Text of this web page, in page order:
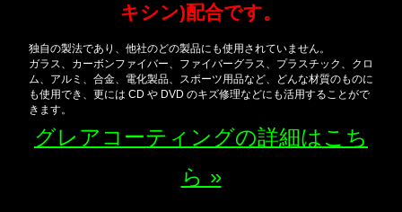
キシン)配合です。
独自の製法であり、他社のどの製品にも使用されていません。
ガラス、カーボンファイバー、ファイバーグラス、プラスチック、クロ
ム、アルミ、合金、電化製品、スポーツ用品など、どんな材質のものに
も使用でき、更には CD や DVD のキズ修理などにも活用することがで
きます。
グレアコーティングの詳細はこち
ら »